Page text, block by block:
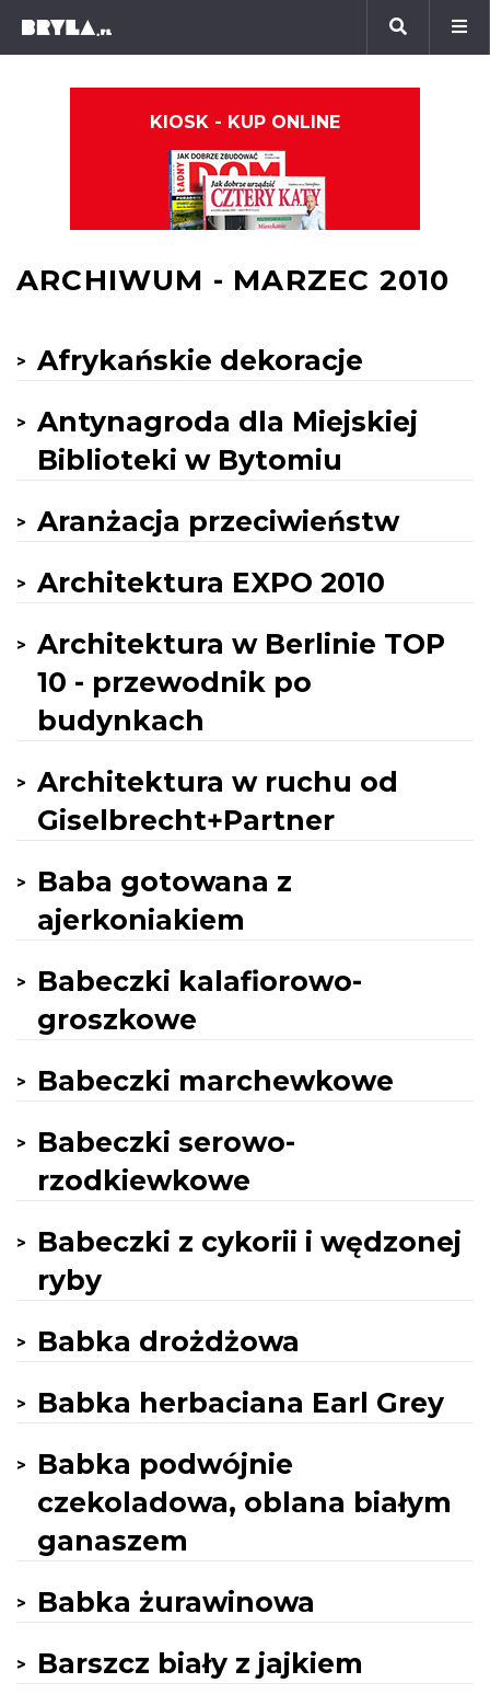
KIOSK - KUP ONLINE
ARCHIWUM - MARZEC 2010
Afrykańskie dekoracje
Antynagroda dla Miejskiej
Biblioteki w Bytomiu
Aranżacja przeciwieństw
Architektura EXPO 2010
Architektura w Berlinie TOP
10 - przewodnik po
budynkach
Architektura w ruchu od
Giselbrecht+Partner
Baba gotowana z
ajerkoniakiem
Babeczki kalafiorowo-
groszkowe
Babeczki marchewkowe
Babeczki serowo-
rzodkiewkowe
Babeczki z cykorii i wędzonej
ryby
Babka drożdżowa
Babka herbaciana Earl Grey
Babka podwójnie
czekoladowa, oblana białym
ganaszem
Babka żurawinowa
Barszcz biały z jajkiem